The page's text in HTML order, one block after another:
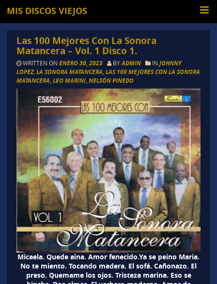
MIS DISCOS VIEJOS
Las 100 Mejores Con La Sonora
Matancera – Vol. 1 Disco 1.
WRITTEN ON ENERO 30, 2023 BYADMIN IN JOHNNY
LOPEZ, LA SONORA MATANCERA LAS 100 MEJORES CON LA SONORA
MATANCERA LEO MARINI, NELSÓN PINEDO
Micaela. Quede aina. Amor fenecido.Ya se peino Maria.
No te miento. Tocando madera. El sofá. Cañonazo. El
preso. Quemame los ojos. Tristeza marina. Eso se